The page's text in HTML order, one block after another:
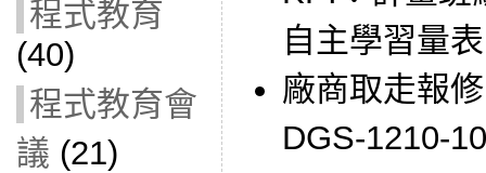
程式教育
(40)
程式教育會
議 (21)
自主學習量
廠商取走報
DGS-1210-